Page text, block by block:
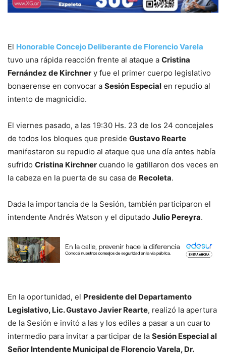
El Honorable Concejo Deliberante de Florencio Varela
tuvo una rápida reacción frente al ataque a Cristina
Fernández de Kirchner y fue el primer cuerpo legislativo
bonaerense en convocar a Sesión Especial en repudio al
intento de magnicidio.
El viernes pasado, a las 19:30 Hs. 23 de los 24 concejales
de todos los bloques que preside Gustavo Rearte
manifestaron su repudio al ataque que una día antes había
sufrido Cristina Kirchner cuando le gatillaron dos veces en
la cabeza en la puerta de su casa de Recoleta.
Dada la importancia de la Sesión, también participaron el
intendente Andrés Watson y el diputado Julio Pereyra.
En la oportunidad, el Presidente del Departamento
Legislativo, Lic. Gustavo Javier Rearte, realizó la apertura
de la Sesión e invitó a las y los ediles a pasar a un cuarto
intermedio para invitar a participar de la Sesión Especial al
Señor Intendente Municipal de Florencio Varela, Dr.